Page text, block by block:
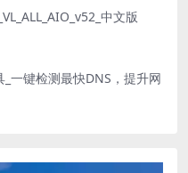
中文版
一键检测最快DNS，提升网